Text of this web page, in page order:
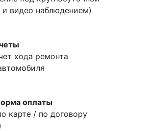
и видео наблюдением)
хода ремонта
оплаты
карте / по договору